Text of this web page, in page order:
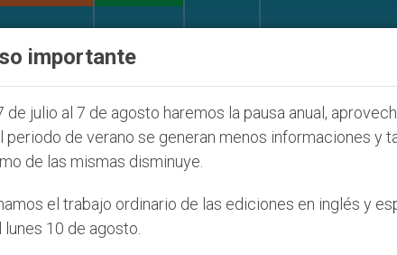
importante
de julio al 7 de agosto haremos la pausa anual,
periodo de verano se generan menos informaciones y
de las mismas disminuye.
el trabajo ordinario de las ediciones en inglés y
lunes 10 de agosto.